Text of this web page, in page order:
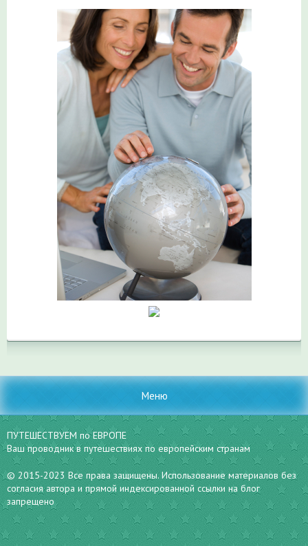
Меню
ПУТЕШЕСТВУЕМ по ЕВРОПЕ
Ваш проводник в путешествиях по европейским странам
© 2015-2023 Все права защищены. Использование материалов без
согласия автора и прямой индексированной ссылки на блог
запрещено